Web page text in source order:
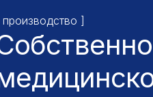
производство ]